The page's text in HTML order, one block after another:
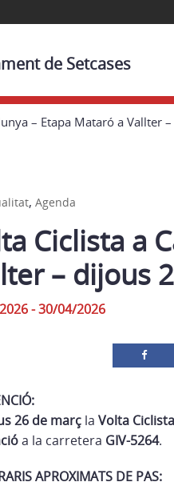
de Setcases
– Etapa Mataró a Vallter
, Agenda
Ciclista a
– dijous
- 30/04/2026
26 de març la Volta
a la carretera GIV-5264.
APROXIMATS DE PAS: